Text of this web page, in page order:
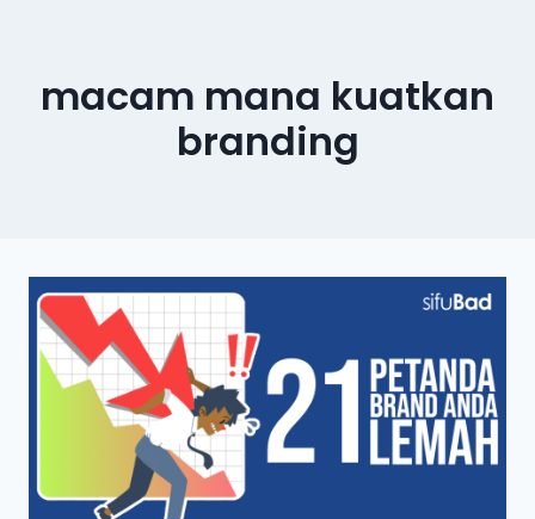
macam mana kuatkan
branding